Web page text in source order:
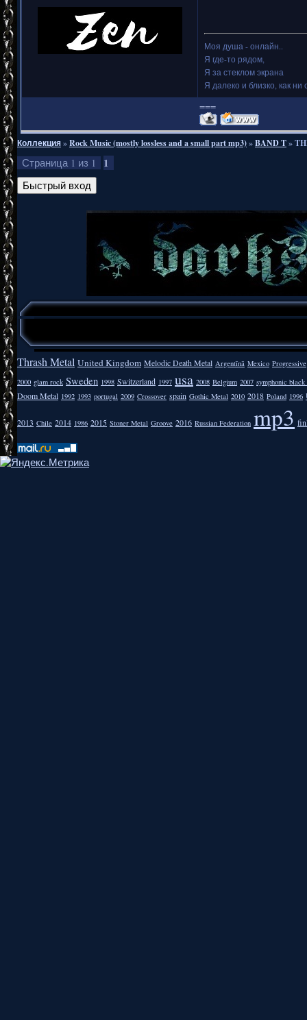
Моя душа - онлайн..
Я где-то рядом,
Я за стеклом экрана
Я далеко и близко, как ни
===
Коллекция»Rock Music (mostly lossless and a small part mp3)»BAND T»
Страница 1 из 1 1
Thrash Metal United Kingdom Melodic Death Metal Argentīnā Mexico Progressive
2000 glam rock Sweden 1998 Switzerland 1997 usa 2008 Belgium 2007 symphonic
Doom Metal 1992 1993 portugal 2009 Crossover spain Gothic Metal 2010 2018 Poland 1996
2013 Chile 2014 1986 2015 Stoner Metal Groove 2016 Russian Federation mp3